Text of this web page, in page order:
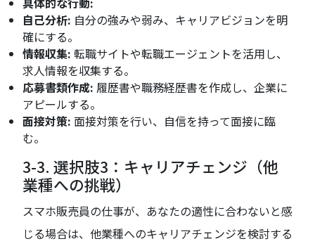
自己分析: 自分の強みや弱み、キャリアビジョンを明
確にする。
情報収集: 転職サイトや転職エージェントを活用し、
求人情報を収集する。
応募書類作成: 履歴書や職務経歴書を作成し、企業に
アピールする。
面接対策: 面接対策を行い、自信を持って面接に臨
む。
3-3. 選択肢3：キャリアチェンジ（他
業種への挑戦）
スマホ販売員の仕事が、あなたの適性に合わないと感
じる場合は、他業種へのキャリアチェンジを検討する